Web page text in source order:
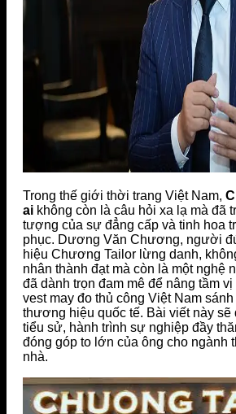
Trong thế giới thời trang Việt Nam,
ai không còn là câu hỏi xa lạ mà đã
tượng của sự đẳng cấp và tinh hoa
phục. Dương Văn Chương, người
hiệu Chương Tailor lừng danh,
nhân thành đạt mà còn là một nghệ
đã dành trọn đam mê để nâng tầm
vest may đo thủ công Việt Nam
thương hiệu quốc tế. Bài viết này sẽ
tiểu sử, hành trình sự nghiệp đầy
đóng góp to lớn của ông cho ngành
nhà.